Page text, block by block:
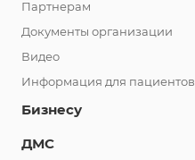
Партнерам
Документы организации
Видео
Информация для пациентов
Бизнесу
ДМС